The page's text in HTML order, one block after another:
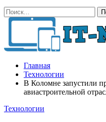
Главная
Технологии
В Коломне запустили
авиастроительной
Технологии